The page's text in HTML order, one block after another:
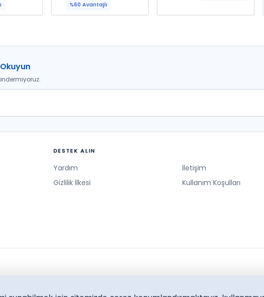
%60 Avantajlı
DESTEK ALIN
Yardım
İletişim
Gizlilik İlkesi
Kullanım Koşulları